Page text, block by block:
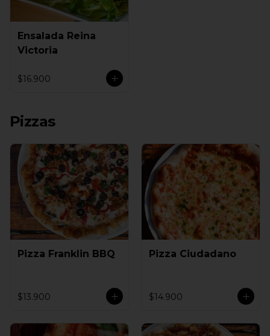
Ensalada Reina
Victoria
$16.900
Pizzas
Pizza Franklin BBQ
$13.900
Pizza Ciudadano
$14.900